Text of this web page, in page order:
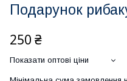
Подарунок
250 ₴
Показати оптові ціни